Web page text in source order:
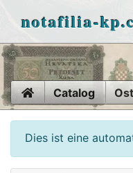
notafilia-
HomeCatalog
Dies ist eine